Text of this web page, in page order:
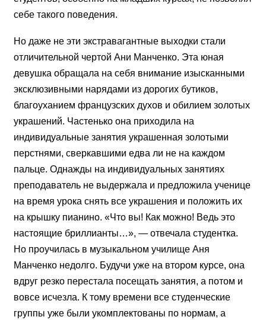
себе такого поведения.
Но даже не эти экстравагантные выходки стали
отличительной чертой Ани Манченко. Эта юная
девушка обращала на себя внимание изысканными
эксклюзивными нарядами из дорогих бутиков,
благоуханием французских духов и обилием золотых
украшений. Частенько она приходила на
индивидуальные занятия украшенная золотыми
перстнями, сверкавшими едва ли не на каждом
пальце. Однажды на индивидуальных занятиях
преподаватель не выдержала и предложила ученице
на время урока снять все украшения и положить их
на крышку пианино. «Что вы! Как можно! Ведь это
настоящие бриллианты…», — отвечала студентка.
Но проучилась в музыкальном училище Аня
Манченко недолго. Будучи уже на втором курсе, она
вдруг резко перестала посещать занятия, а потом и
вовсе исчезла. К тому времени все студенческие
группы уже были укомплектованы по нормам, а